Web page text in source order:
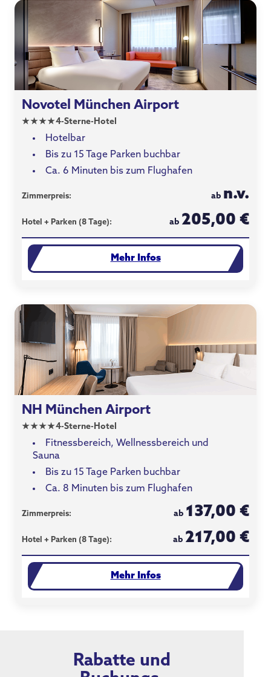
Novotel München Airport
★★★★4-Sterne-Hotel
Hotelbar
Bis zu 15 Tage Parken buchbar
Ca. 6 Minuten bis zum Flughafen
Zimmerpreis: ab n.v.
Hotel + Parken (8 Tage): ab 205,00 €
Mehr Infos
NH München Airport
★★★★4-Sterne-Hotel
Fitnessbereich, Wellnessbereich und
Sauna
Bis zu 15 Tage Parken buchbar
Ca. 8 Minuten bis zum Flughafen
Zimmerpreis: ab 137,00 €
Hotel + Parken (8 Tage): ab 217,00 €
Mehr Infos
Rabatte und